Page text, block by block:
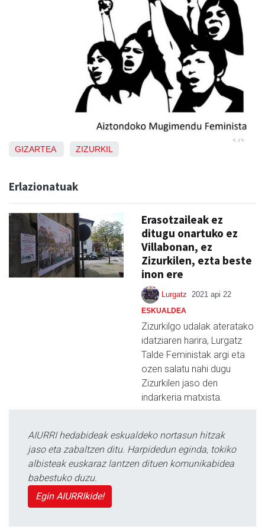
GIZARTEA ZIZURKIL
Erlazionatuak
Erasotzaileak ez
ditugu onartuko ez
Villabonan, ez
Zizurkilen, ezta beste
inon ere
Lurgatz 2021 api 22
ESKUALDEA
Zizurkilgo udalak ateratako
idatziaren harira, Lurgatz
Talde Feministak argi eta
ozen salatu nahi dugu
Zizurkilen jaso den
indarkeria matxista.
AIURRI hedabideak eskualdeko nortasun hitzak
jaso eta zabaltzen ditu. Harpidedun eginda, tokiko
albisteak euskaraz lantzen dituen komunikabidea
babestuko duzu.
Egin AIURRIkide!